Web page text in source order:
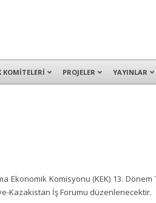
Dilovası, Gebze ve İMES OSB’deki
KOMİTELERİ PROJELER YAYINLAR
Ekonomik Komisyonu (KEK) 13.
Kazakistan İş Forumu düzenlenecektir.